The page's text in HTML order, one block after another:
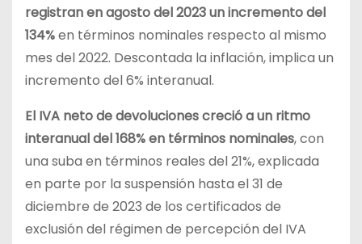
registran en agosto del 2023 un incremento del
134%en términos nominales respecto al mismo
mes del 2022. Descontada la inflación, implica un
incremento del 6% interanual.
El IVA neto de devoluciones creció a un ritmo
interanual del 168% en términos nominales, con
una suba en términos reales del 21%, explicada
en parte por la suspensión hasta el 31 de
diciembre de 2023 de los certificados de
exclusión del régimen de percepción del IVA